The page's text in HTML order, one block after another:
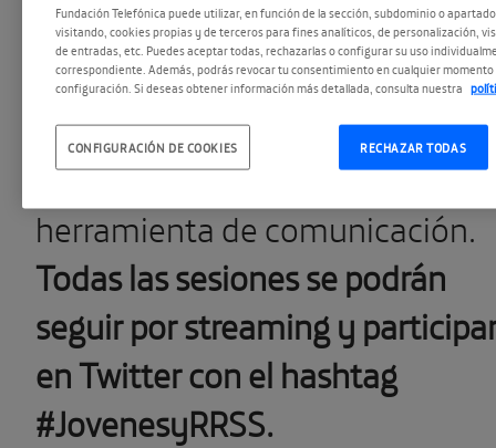
las redes sociales entre este
sector de la población, y una
percepción positiva de las
oportunidades que ofrece esta
herramienta de comunicación.
Todas las sesiones se podrán
seguir por streaming y
en Twitter con el hashtag
#JovenesyRRSS.
Fundación Telefónica puede utilizar, en función de la sección, subdominio o
visitando, cookies propias y de terceros para fines analíticos, de personalización,
de entradas, etc. Puedes aceptar todas, rechazarlas o configurar su uso
correspondiente. Además, podrás revocar tu consentimiento en cualquier momento
configuración. Si deseas obtener información más detallada, consulta nuestra
RECHAZAR TODAS
CONFIGURACIÓN DE COOKIES